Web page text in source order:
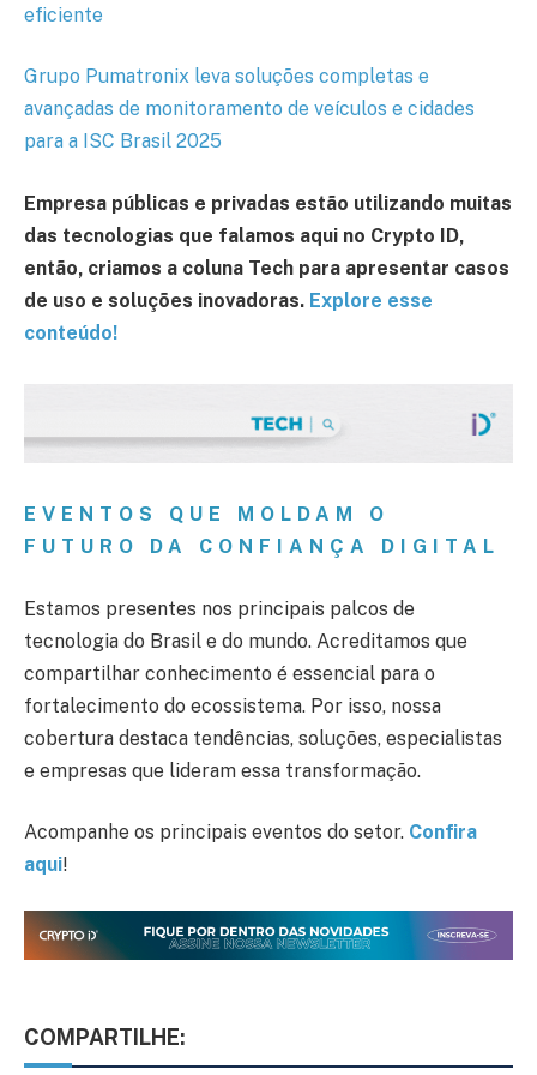
eficiente
Grupo Pumatronix leva soluções completas e
avançadas de monitoramento de veículos e cidades
para a ISC Brasil 2025
Empresa públicas e privadas estão utilizando muitas
das tecnologias que falamos aqui no Crypto ID,
então, criamos a coluna Tech para apresentar casos
de uso e soluções inovadoras. Explore esse
conteúdo!
EVENTOS QUE MOLDAM O
FUTURO DA CONFIANÇA DIGITAL
Estamos presentes nos principais palcos de
tecnologia do Brasil e do mundo. Acreditamos que
compartilhar conhecimento é essencial para o
fortalecimento do ecossistema. Por isso, nossa
cobertura destaca tendências, soluções, especialistas
e empresas que lideram essa transformação.
Acompanhe os principais eventos do setor. Confira
aqui!
COMPARTILHE: